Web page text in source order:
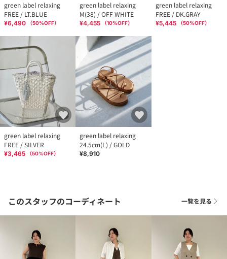
green label relaxing
FREE / LT.BLUE
¥6,490 （50%OFF）
green label relaxing
M(38) / OFF WHITE
¥4,455 （10%OFF）
green label relaxing
FREE / DK.GRAY
¥5,445 （50%OFF）
green label relaxing
FREE / SILVER
¥3,465 （50%OFF）
green label relaxing
24.5cm(L) / GOLD
¥8,910
このスタッフのコーディネート 一覧を見る